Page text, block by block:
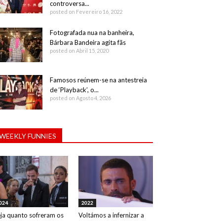
controversa...
posted on Fevereiro 16, 2022
Fotografada nua na banheira,
Bárbara Bandeira agita fãs
posted on Abril 15, 2020
Famosos reúnem-se na antestreia
de ‘Playback’, o...
posted on Agosto 4, 2026
FUNNIES
quanto sofreram os
2022
Voltámos a infernizar a